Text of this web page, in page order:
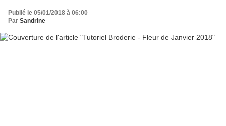
Publié le 05/01/2018 à 06:00
Par Sandrine